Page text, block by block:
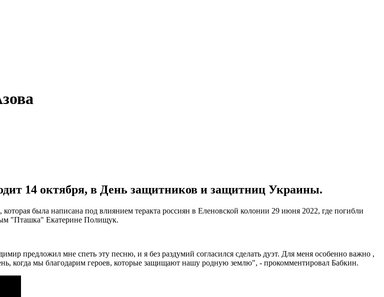
14 октября, в День защитников и защитниц Украины.
была написана под влиянием теракта россиян в Еленовской колонии 29 июня 2022, где погибли
"Пташка" Екатерине Полищук.
предложил мне спеть эту песню, и я без раздумий согласился сделать дуэт. Для меня особенно важно ,
когда мы благодарим героев, которые защищают нашу родную землю", - прокомментировал Бабкин.